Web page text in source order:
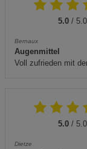
5.0 / 5.0
Bernaux
Augenmittel
Voll zufrieden mit
5.0 / 5.0
Dietze